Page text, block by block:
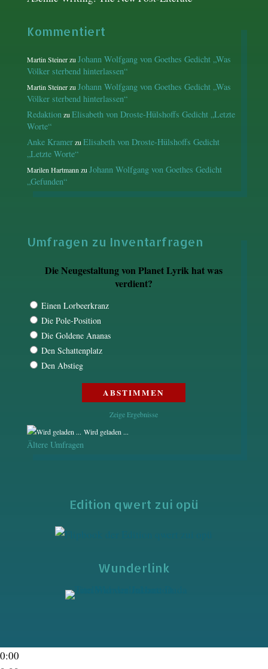
Kommentiert
Martin SteinerzuJohann Wolfgang von Goethes Gedicht „Was
Völker sterbend hinterlassen“
Martin SteinerzuJohann Wolfgang von Goethes Gedicht „Was
Völker sterbend hinterlassen“
RedaktionzuElisabeth von Droste-Hülshoffs Gedicht „Letzte
Worte“
Anke KramerzuElisabeth von Droste-Hülshoffs Gedicht
„Letzte Worte“
Marilen HartmannzuJohann Wolfgang von Goethes Gedicht
„Gefunden“
Umfragen zu Inventarfragen
Die Neugestaltung von Planet Lyrik hat was
verdient?
Einen Lorbeerkranz
Die Pole-Position
Die Goldene Ananas
Den Schattenplatz
Den Abstieg
Zeige Ergebnisse
Wird geladen ...
Ältere Umfragen
Edition qwert zui opü
Wunderlink
0:00